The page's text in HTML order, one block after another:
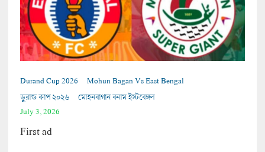
Durand Cup 2026
Mohun Bagan Vs East Bengal
ডুরান্ড কাপ ২০২৬
মোহনবাগান বনাম ইস্টবেঙ্গল
July 3, 2026
First ad